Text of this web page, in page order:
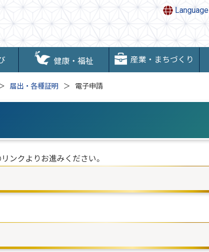
Language
健康・福祉 産業・まちづくり
届出・各種証明 電子申請
ンクよりお進みください。